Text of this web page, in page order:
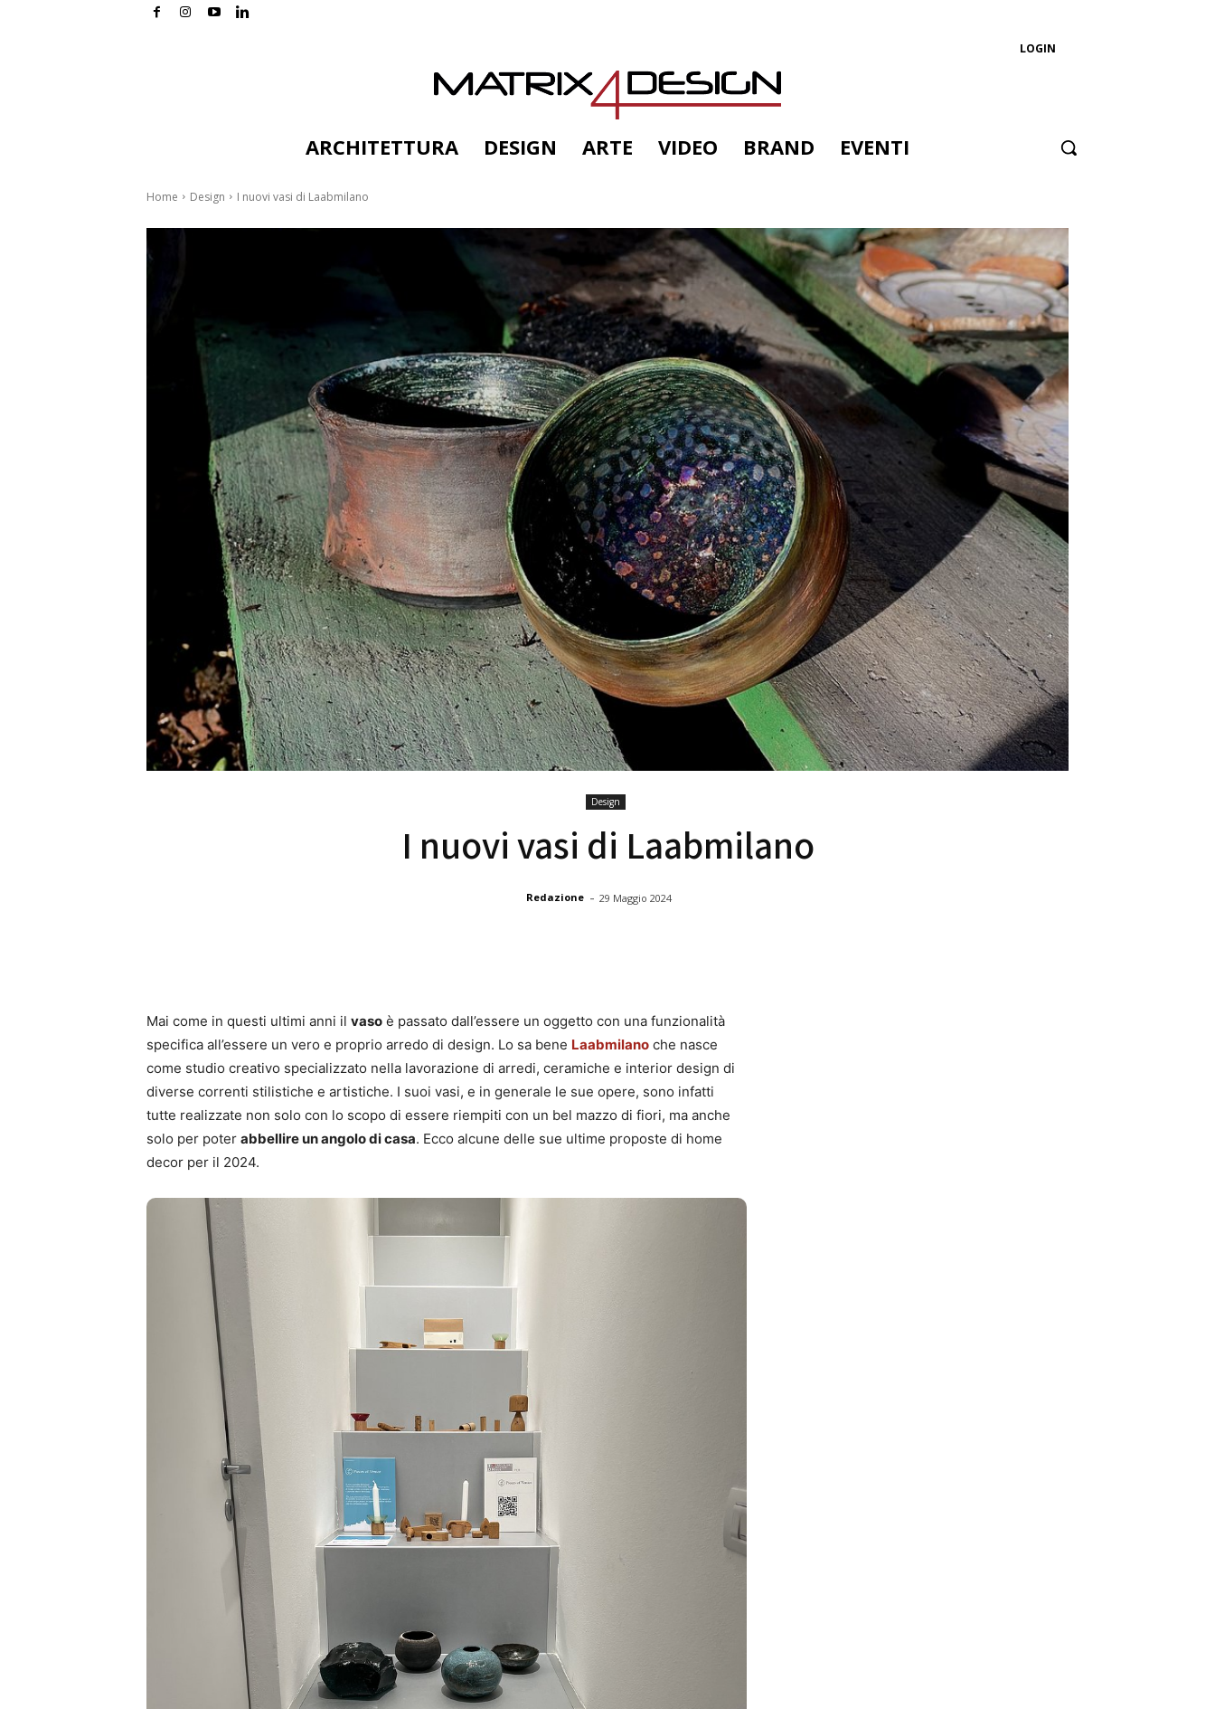
LOGIN
ARCHITETTURA DESIGN ARTE VIDEO BRAND EVENTI
Home Design I nuovi vasi di Laabmilano
Design
I nuovi vasi di Laabmilano
Redazione - 29 Maggio 2024
Mai come in questi ultimi anni il vaso è passato dall’essere un oggetto con una funzionalità
specifica all’essere un vero e proprio arredo di design. Lo sa bene Laabmilano che nasce
come studio creativo specializzato nella lavorazione di arredi, ceramiche e interior design di
diverse correnti stilistiche e artistiche. I suoi vasi, e in generale le sue opere, sono infatti
tutte realizzate non solo con lo scopo di essere riempiti con un bel mazzo di fiori, ma anche
solo per poter abbellire un angolo di casa. Ecco alcune delle sue ultime proposte di home
decor per il 2024.